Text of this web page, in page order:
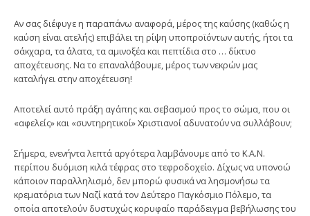
Αν σας διέφυγε η παραπάνω αναφορά, μέρος της καύσης (καθώς η
καύση είναι ατελής) επιβάλει τη ρίψη υποπροϊόντων αυτής, ήτοι τα
σάκχαρα, τα άλατα, τα αμινοξέα και πεπτίδια στο … δίκτυο
αποχέτευσης. Να το επαναλάβουμε, μέρος των νεκρών μας
καταλήγει στην αποχέτευση!
Αποτελεί αυτό πράξη αγάπης και σεβασμού προς το σώμα, που οι
«αφελείς» και «συντηρητικοί» Χριστιανοί αδυνατούν να συλλάβουν;
Σήμερα, ενενήντα λεπτά αργότερα λαμβάνουμε από το Κ.Α.Ν.
περίπου δυόμιση κιλά τέφρας στο τεφροδοχείο. Δίχως να υπονοώ
κάποιον παραλληλισμό, δεν μπορώ φυσικά να λησμονήσω τα
κρεματόρια των Ναζί κατά τον Δεύτερο Παγκόσμιο Πόλεμο, τα
οποία αποτελούν δυστυχώς κορυφαίο παράδειγμα βεβήλωσης του